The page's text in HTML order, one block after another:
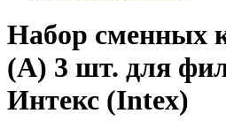
Набор сменных
(A) 3 шт. для
Интекс (Intex)